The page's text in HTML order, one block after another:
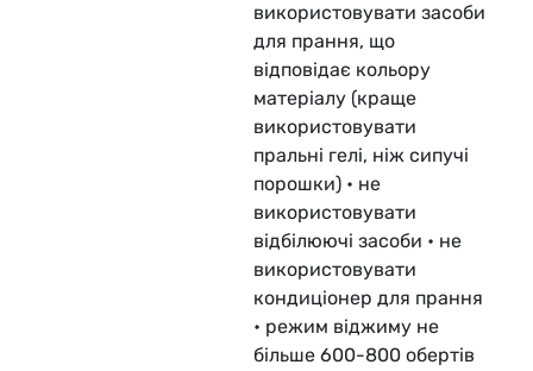
використовувати засоби
для прання, що
відповідає кольору
матеріалу (краще
використовувати
пральні гелі, ніж сипучі
порошки) • не
використовувати
відбілюючі засоби • не
використовувати
кондиціонер для прання
• режим віджиму не
більше 600-800 обертів